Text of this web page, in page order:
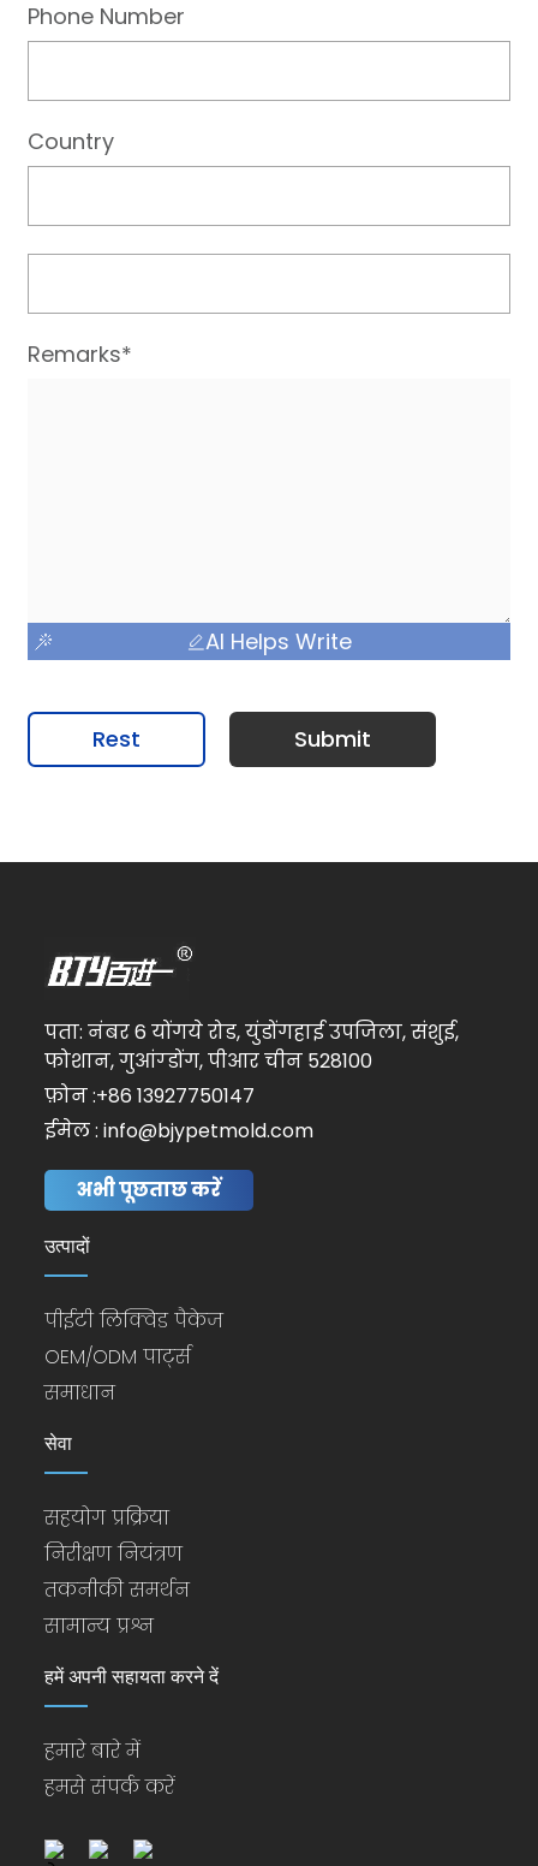
Phone Number
Country
Remarks*
AI Helps Write
Rest Submit
पता: नंबर 6 योंगये रोड, युंडोंगहाई उपजिला, संशुई,
फोशान, गुआंग्डोंग, पीआर चीन 528100
फ़ोन :+86 13927750147
ईमेल : info@bjypetmold.com
अभी पूछताछ करें
उत्पादों
पीईटी लिक्विड पैकेज
OEM/ODM पार्ट्स
समाधान
सेवा
सहयोग प्रक्रिया
निरीक्षण नियंत्रण
तकनीकी समर्थन
सामान्य प्रश्न
हमें अपनी सहायता करने दें
हमारे बारे में
हमसे संपर्क करें